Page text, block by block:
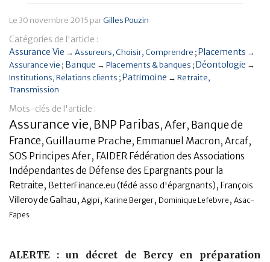
Le 30 novembre 2015 parGilles Pouzin
Catégories de l'article :
Assurance Vie → Assureurs Choisir Comprendre Placements →
Assurance vie
Banque → Placements & banques Déontologie →
Institutions Relations clients Patrimoine → Retraite
Transmission
Mots-clés de l'article :
Assurance vie, BNP Paribas, Afer, Banque de
France, Guillaume Prache, Emmanuel Macron, Arcaf,
SOS Principes Afer, FAIDER Fédération des Associations
Indépendantes de Défense des Epargnants pour la
Retraite, BetterFinance.eu (fédé asso d'épargnants), François
Villeroy de Galhau, Agipi , Karine Berger, Dominique Lefebvre , Asac-
Fapes
ALERTE : un décret de Bercy en préparation